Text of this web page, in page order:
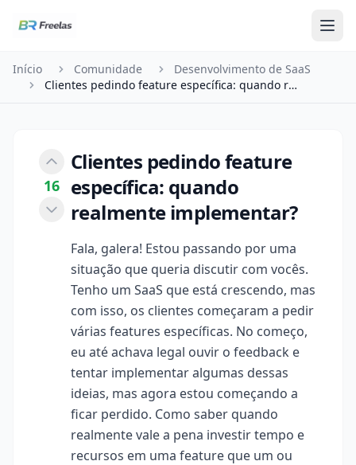
Início Comunidade
Desenvolvimento de SaaS
Clientes pedindo feature específica: quando real…
16
Clientes pedindo feature
específica: quando
realmente implementar?
Fala, galera! Estou passando por uma
situação que queria discutir com vocês.
Tenho um SaaS que está crescendo, mas
com isso, os clientes começaram a pedir
várias features específicas. No começo,
eu até achava legal ouvir o feedback e
tentar implementar algumas dessas
ideias, mas agora estou começando a
ficar perdido. Como saber quando
realmente vale a pena investir tempo e
recursos em uma feature que um ou